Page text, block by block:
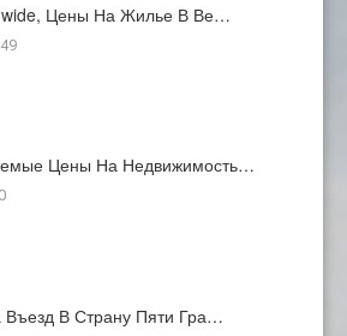
Цены На Жилье В Ве…
Цены На Недвижимость…
Въезд В Страну Пяти Гра…